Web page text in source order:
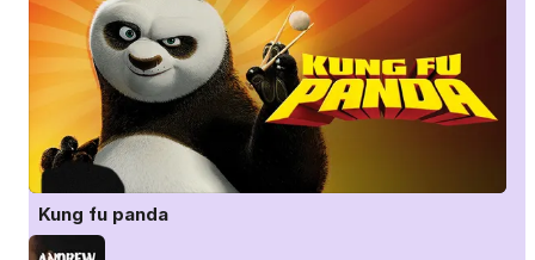
Kung fu panda